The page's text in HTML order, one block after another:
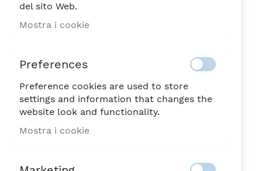
EYES LAMPADA
101,30
NON DISPONIBILE SKU 54348
Sii il primo a recensire questo prodotto
Lampada di dimensioni 46x21x23 cm, realizzata in
all'inizio
immagini
del sito Web.
Mostra i cookie
Preferences
Preference cookies are used to store
settings and information that changes the
website look and functionality.
Mostra i cookie